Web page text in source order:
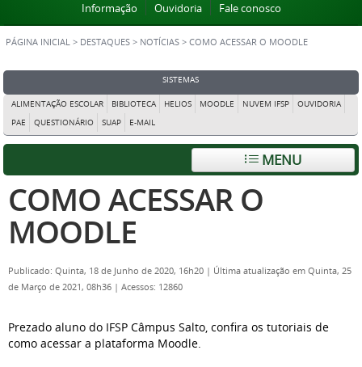
Informação
Ouvidoria Fale conosco
PÁGINA INICIAL > DESTAQUES > NOTÍCIAS > COMO ACESSAR O MOODLE
SISTEMAS
ALIMENTAÇÃO ESCOLAR BIBLIOTECA HELIOS MOODLE NUVEM IFSP
OUVIDORIA
PAE
QUESTIONÁRIO SUAP E-MAIL
MENU
COMO ACESSAR O
MOODLE
Publicado: Quinta, 18 de Junho de 2020, 16h20 | Última atualização em Quinta, 25
de Março de 2021, 08h36 | Acessos: 12860
Prezado aluno do IFSP Câmpus Salto, confira os tutoriais de
como acessar a plataforma Moodle.